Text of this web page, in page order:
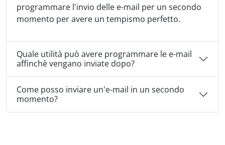
programmare l'invio delle e-mail per un secondo
momento per avere un tempismo perfetto.
Quale utilità può avere programmare le e-mail
affinchè vengano inviate dopo?
Come posso inviare un'e-mail in un secondo
momento?